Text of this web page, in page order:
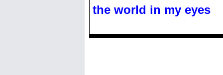
the world in my eyes